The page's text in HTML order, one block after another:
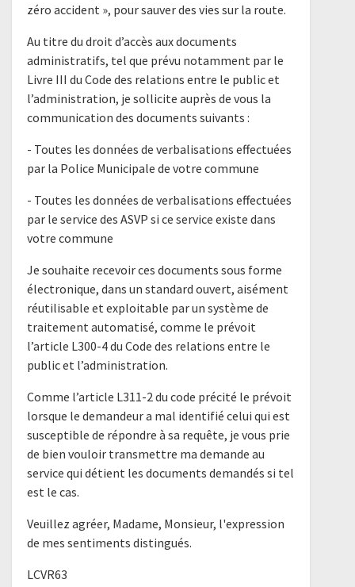
zéro accident », pour sauver des vies sur la route.
Au titre du droit d’accès aux documents
administratifs, tel que prévu notamment par le
Livre III du Code des relations entre le public et
l’administration, je sollicite auprès de vous la
communication des documents suivants :
- Toutes les données de verbalisations effectuées
par la Police Municipale de votre commune
- Toutes les données de verbalisations effectuées
par le service des ASVP si ce service existe dans
votre commune
Je souhaite recevoir ces documents sous forme
électronique, dans un standard ouvert, aisément
réutilisable et exploitable par un système de
traitement automatisé, comme le prévoit
l’article L300-4 du Code des relations entre le
public et l’administration.
Comme l’article L311-2 du code précité le prévoit
lorsque le demandeur a mal identifié celui qui est
susceptible de répondre à sa requête, je vous prie
de bien vouloir transmettre ma demande au
service qui détient les documents demandés si tel
est le cas.
Veuillez agréer, Madame, Monsieur, l'expression
de mes sentiments distingués.
LCVR63